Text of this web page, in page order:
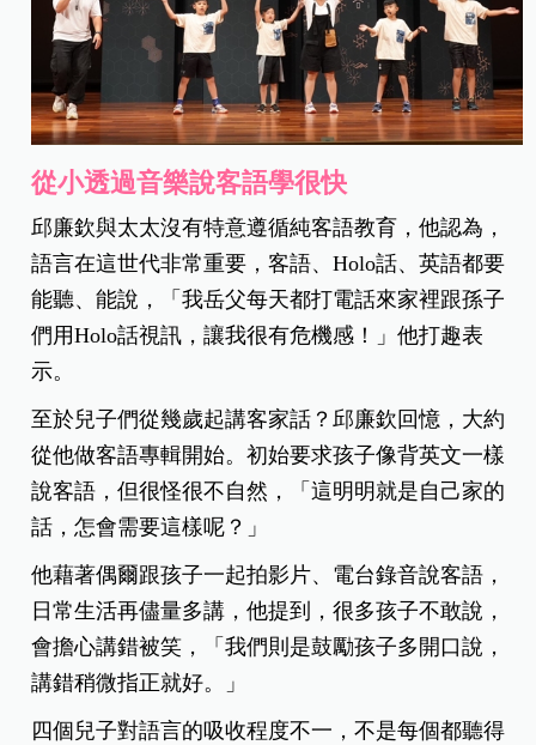
從小透過音樂說客語學很快
邱廉欽與太太沒有特意遵循純客語教育，他認為，
語言在這世代非常重要，客語、Holo話、英語都要
能聽、能說，「我岳父每天都打電話來家裡跟孫子
們用Holo話視訊，讓我很有危機感！」他打趣表
示。
至於兒子們從幾歲起講客家話？邱廉欽回憶，大約
從他做客語專輯開始。初始要求孩子像背英文一樣
說客語，但很怪很不自然，「這明明就是自己家的
話，怎會需要這樣呢？」
他藉著偶爾跟孩子一起拍影片、電台錄音說客語，
日常生活再儘量多講，他提到，很多孩子不敢說，
會擔心講錯被笑，「我們則是鼓勵孩子多開口說，
講錯稍微指正就好。」
四個兒子對語言的吸收程度不一，不是每個都聽得